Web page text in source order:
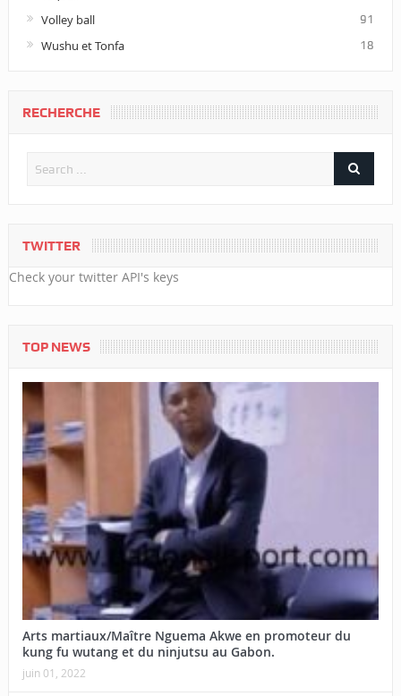
Volley ball 91
Wushu et Tonfa 18
RECHERCHE
TWITTER
Check your twitter API's keys
TOP NEWS
Arts martiaux/Maître Nguema Akwe en promoteur du
kung fu wutang et du ninjutsu au Gabon.
juin 01, 2022